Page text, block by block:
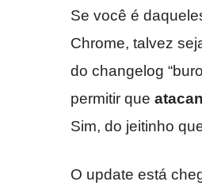
Se você é
Chrome, talvez
do changelog
permitir que
Sim, do jeitinho
O update está